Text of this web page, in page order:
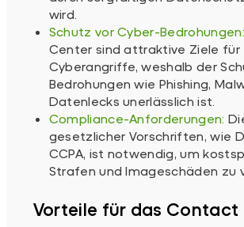
wird.
Schutz vor Cyber-Bedrohungen:
Center sind attraktive Ziele für
Cyberangriffe, weshalb der
Bedrohungen wie Phishing,
Datenlecks unerlässlich ist.
Compliance-Anforderungen:
gesetzlicher Vorschriften, wie
CCPA, ist notwendig, um
Strafen und Imageschäden zu
Vorteile für das Contact